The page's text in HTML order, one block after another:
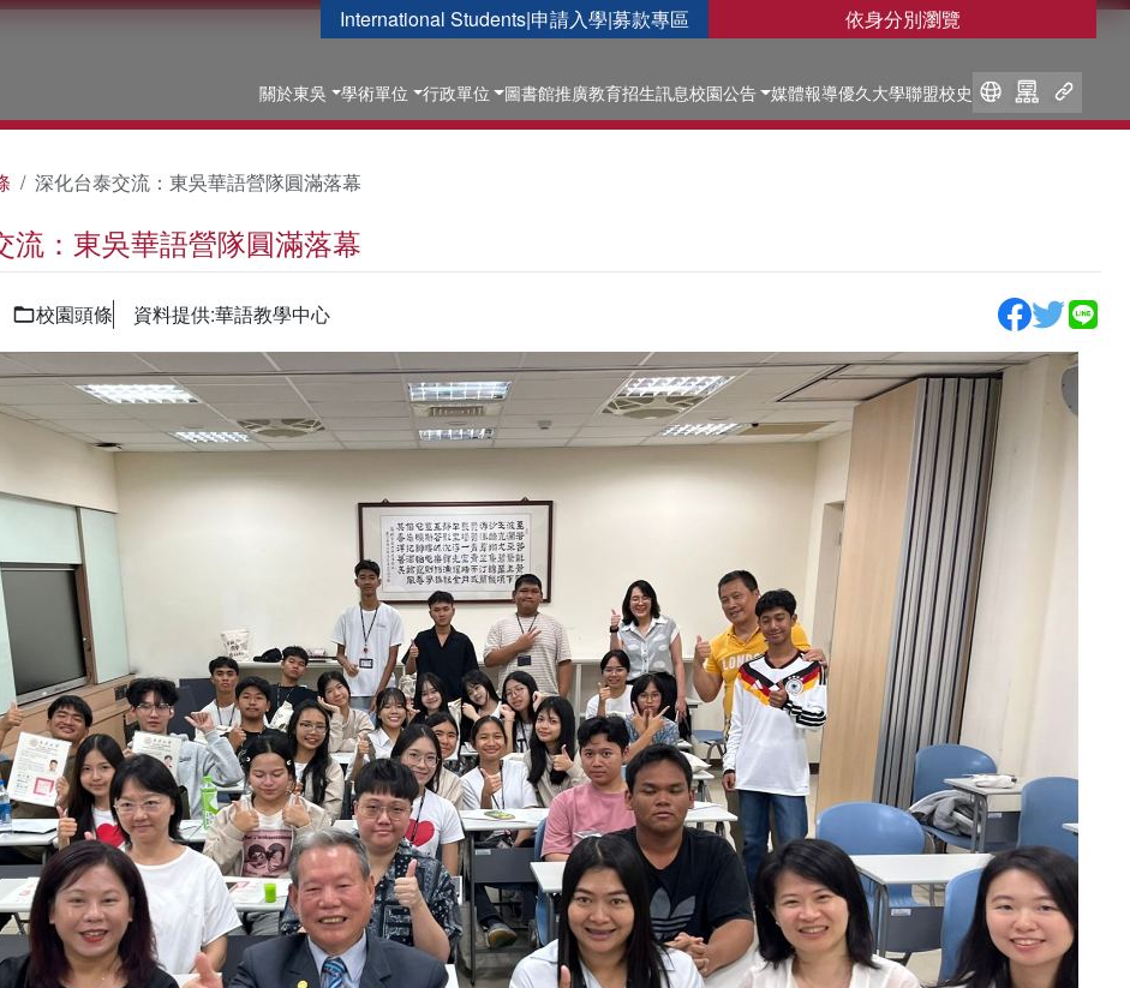
International Students|申請入學|募款專區 依身分別瀏覽
關於東吳 學術單位 行政單位 圖書館推廣教育招生訊息校園公告 媒體報導優久大學聯盟校史
深化台泰交流：東吳華語營隊圓滿落幕
流：東吳華語營隊圓滿落幕
校園頭條 資料提供:華語教學中心